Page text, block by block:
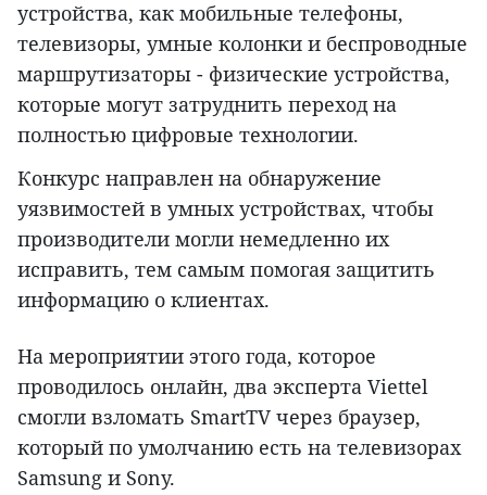
устройства, как мобильные телефоны,
телевизоры, умные колонки и беспроводные
маршрутизаторы - физические устройства,
которые могут затруднить переход на
полностью цифровые технологии.
Конкурс направлен на обнаружение
уязвимостей в умных устройствах, чтобы
производители могли немедленно их
исправить, тем самым помогая защитить
информацию о клиентах.
На мероприятии этого года, которое
проводилось онлайн, два эксперта Viettel
смогли взломать SmartTV через браузер,
который по умолчанию есть на телевизорах
Samsung и Sony.